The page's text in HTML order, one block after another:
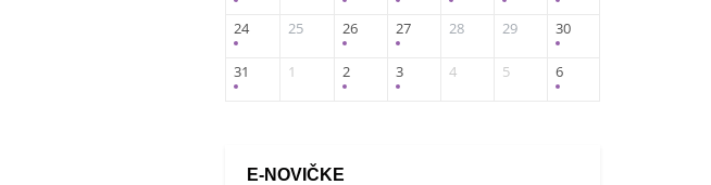
24 25 26 27 28 29 30
31 1 2 3 4 5 6
E-NOVIČKE